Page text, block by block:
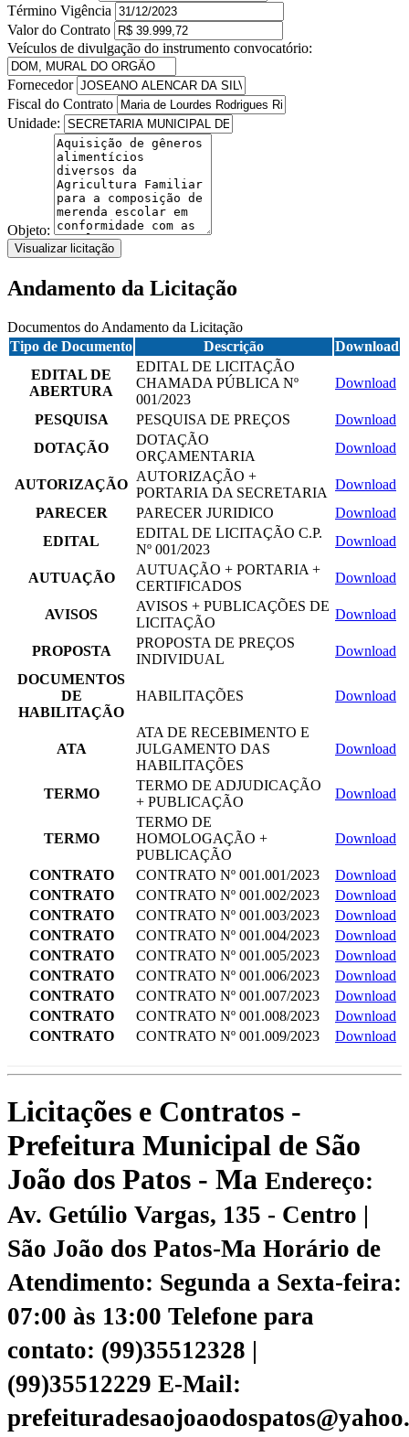
Término Vigência
Valor do Contrato
Veículos de divulgação do instrumento convocatório:
Fornecedor
Fiscal do Contrato
Unidade:
Objeto:
Visualizar licitação
Andamento da Licitação
Documentos do Andamento da Licitação
Tipo de Documento
Descrição
Download
EDITAL DE
ABERTURA
EDITAL DE LICITAÇÃO
CHAMADA PÚBLICA Nº
001/2023
Download
PESQUISA PESQUISA DE PREÇOS
Download
DOTAÇÃO
DOTAÇÃO
ORÇAMENTARIA
Download
AUTORIZAÇÃO
AUTORIZAÇÃO +
PORTARIA DA SECRETARIA
Download
PARECER
PARECER JURIDICO
Download
EDITAL
EDITAL DE LICITAÇÃO C.P.
Nº 001/2023
Download
AUTUAÇÃO
AUTUAÇÃO + PORTARIA +
CERTIFICADOS
Download
AVISOS
AVISOS + PUBLICAÇÕES DE
LICITAÇÃO
Download
PROPOSTA
PROPOSTA DE PREÇOS
INDIVIDUAL
Download
DOCUMENTOS
DE
HABILITAÇÃO
HABILITAÇÕES Download
ATA
ATA DE RECEBIMENTO E
JULGAMENTO DAS
HABILITAÇÕES
Download
TERMO
TERMO DE ADJUDICAÇÃO
+ PUBLICAÇÃO
Download
TERMO
TERMO DE
HOMOLOGAÇÃO +
PUBLICAÇÃO
Download
CONTRATO CONTRATO Nº 001.001/2023
Download
CONTRATO
CONTRATO Nº 001.002/2023
Download
CONTRATO
CONTRATO Nº 001.003/2023
Download
CONTRATO
CONTRATO Nº 001.004/2023
Download
CONTRATO
CONTRATO Nº 001.005/2023
Download
CONTRATO
CONTRATO Nº 001.006/2023
Download
CONTRATO
CONTRATO Nº 001.007/2023
Download
CONTRATO
CONTRATO Nº 001.008/2023
Download
CONTRATO
CONTRATO Nº 001.009/2023 Download
Licitações e Contratos -
Prefeitura Municipal de São
João dos Patos - Ma Endereço:
Av. Getúlio Vargas, 135 - Centro |
São João dos Patos-Ma Horário de
Atendimento: Segunda a Sexta-feira:
07:00 às 13:00 Telefone para
contato: (99)35512328 |
(99)35512229 E-Mail: